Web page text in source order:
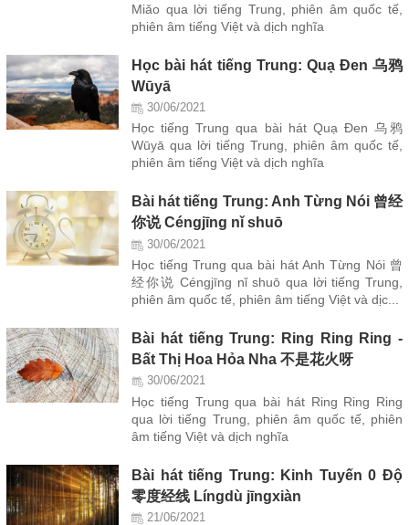
Miǎo qua lời tiếng Trung, phiên âm quốc tế,
phiên âm tiếng Việt và dịch nghĩa
Học bài hát tiếng Trung: Quạ Đen 乌鸦
Wūyā
30/06/2021
Học tiếng Trung qua bài hát Quạ Đen 乌鸦
Wūyā qua lời tiếng Trung, phiên âm quốc tế,
phiên âm tiếng Việt và dịch nghĩa
Bài hát tiếng Trung: Anh Từng Nói 曾经
你说 Céngjīng nǐ shuō
30/06/2021
Học tiếng Trung qua bài hát Anh Từng Nói 曾
经你说 Céngjīng nǐ shuō qua lời tiếng Trung,
phiên âm quốc tế, phiên âm tiếng Việt và dịc...
Bài hát tiếng Trung: Ring Ring Ring -
Bất Thị Hoa Hỏa Nha 不是花火呀
30/06/2021
Học tiếng Trung qua bài hát Ring Ring Ring
qua lời tiếng Trung, phiên âm quốc tế, phiên
âm tiếng Việt và dịch nghĩa
Bài hát tiếng Trung: Kinh Tuyến 0 Độ
零度经线 Língdù jīngxiàn
21/06/2021